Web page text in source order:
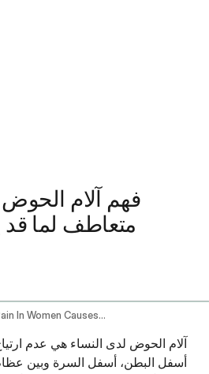
فهم آلام الحوض
متعاطف لما
Pelvic Pain In Women Causes Diagnosis And Treatment
آلام الحوض لدى النساء هي عدم
أسفل البطن، أسفل السرة وبين